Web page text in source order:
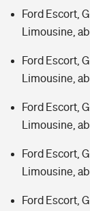
Ford Escort,
Limousine,
Ford Escort,
Limousine,
Ford Escort,
Limousine,
Ford Escort,
Limousine,
Ford Escort,